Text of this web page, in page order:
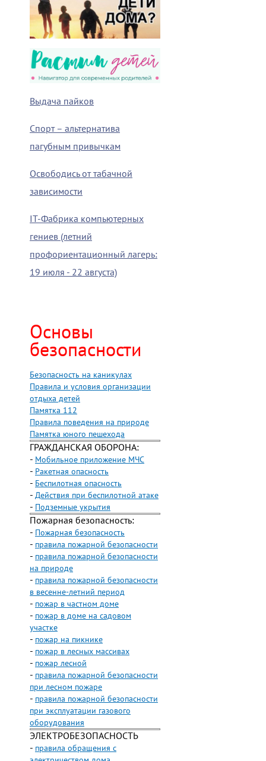
Выдача пайков
Спорт – альтернатива
пагубным привычкам
Освободись от табачной
зависимости
IT-Фабрика компьютерных
гениев (летний
профориентационный лагерь:
19 июля - 22 августа)
Основы
безопасности
Безопасность на каникулах
Правила и условия организации
отдыха детей
Памятка 112
Правила поведения на природе
Памятка юного пешехода
ГРАЖДАНСКАЯ ОБОРОНА:
- Мобильное приложение МЧС
- Ракетная опасность
- Беспилотная опасность
- Действия при беспилотной атаке
- Подземные укрытия
Пожарная безопасность:
- Пожарная безопасность
- правила пожарной безопасности
- правила пожарной безопасности
на природе
- правила пожарной безопасности
в весенне-летний период
- пожар в частном доме
- пожар в доме на садовом
участке
- пожар на пикнике
- пожар в лесных массивах
- пожар лесной
- правила пожарной безопасности
при лесном пожаре
- правила пожарной безопасности
при эксплуатации газового
оборудования
ЭЛЕКТРОБЕЗОПАСНОСТЬ
- правила обращения с